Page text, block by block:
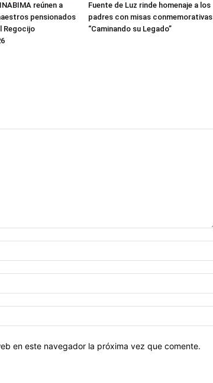
reúnen a
pensionados
Regocijo
Fuente de Luz rinde homenaje a los
padres con misas conmemorativas
“Caminando su Legado”
en este navegador la próxima vez que comente.